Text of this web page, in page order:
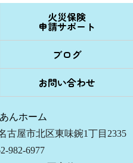
火災保険
申請サポート
ブログ
お問い合わせ
んホーム
古屋市北区東味鋺1丁目2335
982-6977